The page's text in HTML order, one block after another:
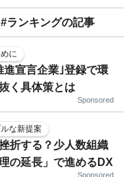
#ランキングの記事
に
宣言企業｣登録で環
く具体策とは
Sponsored
な新提案
折する？少人数組織
の延長」で進めるDX
Sponsored